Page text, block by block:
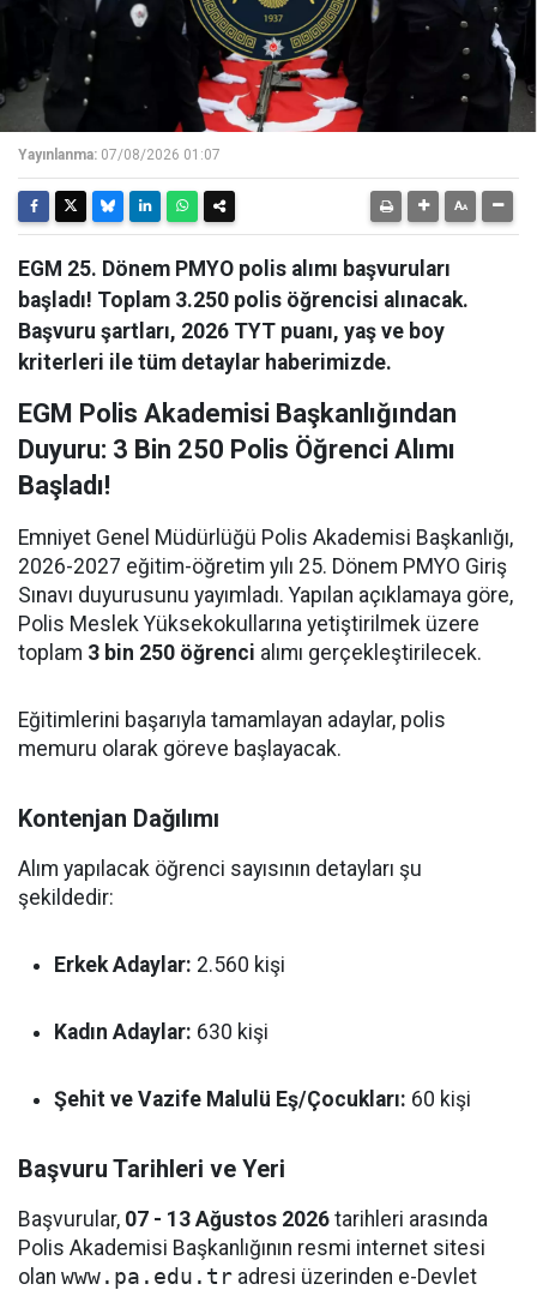
Yayınlanma: 07/08/2026 01:07
EGM 25. Dönem PMYO polis alımı başvuruları
başladı! Toplam 3.250 polis öğrencisi alınacak.
Başvuru şartları, 2026 TYT puanı, yaş ve boy
kriterleri ile tüm detaylar haberimizde.
EGM Polis Akademisi Başkanlığından
Duyuru: 3 Bin 250 Polis Öğrenci Alımı
Başladı!
Emniyet Genel Müdürlüğü Polis Akademisi Başkanlığı,
2026-2027 eğitim-öğretim yılı 25. Dönem PMYO Giriş
Sınavı duyurusunu yayımladı. Yapılan açıklamaya göre,
Polis Meslek Yüksekokullarına yetiştirilmek üzere
toplam 3 bin 250 öğrenci alımı gerçekleştirilecek.
Eğitimlerini başarıyla tamamlayan adaylar, polis
memuru olarak göreve başlayacak.
Kontenjan Dağılımı
Alım yapılacak öğrenci sayısının detayları şu
şekildedir:
Erkek Adaylar: 2.560 kişi
Kadın Adaylar: 630 kişi
Şehit ve Vazife Malulü Eş/Çocukları: 60 kişi
Başvuru Tarihleri ve Yeri
Başvurular, 07 - 13 Ağustos 2026 tarihleri arasında
Polis Akademisi Başkanlığının resmi internet sitesi
olan www.pa.edu.tr adresi üzerinden e-Devlet